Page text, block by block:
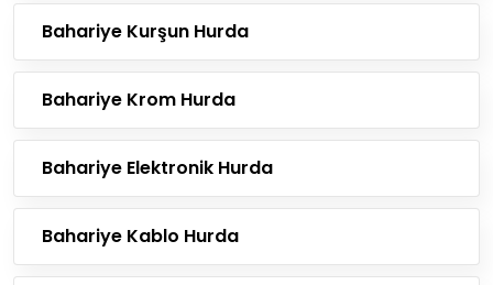
Bahariye Kurşun Hurda
Bahariye Krom Hurda
Bahariye Elektronik Hurda
Bahariye Kablo Hurda